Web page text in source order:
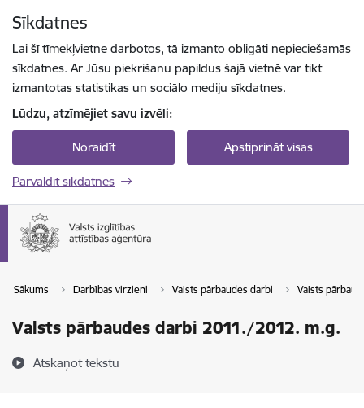
Sīkdatnes
Lai šī tīmekļvietne darbotos, tā izmanto obligāti nepieciešamās
sīkdatnes. Ar Jūsu piekrišanu papildus šajā vietnē var tikt
izmantotas statistikas un sociālo mediju sīkdatnes.
Lūdzu, atzīmējiet savu izvēli:
Noraidīt Apstiprināt visas
Pārvaldīt sīkdatnes
Sākums Darbības virzieni Valsts pārbaudes darbi Valsts
Valsts pārbaudes darbi 2011./2012. m.g.
Atskaņot tekstu